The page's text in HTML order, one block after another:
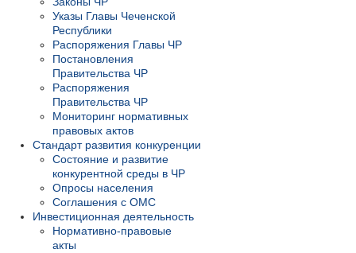
Указы Главы Чеченской
Республики
Распоряжения Главы ЧР
Постановления
Правительства ЧР
Распоряжения
Правительства ЧР
Мониторинг нормативных
правовых актов
Стандарт развития конкуренции
Состояние и развитие
конкурентной среды в ЧР
Опросы населения
Соглашения с ОМС
Инвестиционная деятельность
Нормативно-правовые
акты